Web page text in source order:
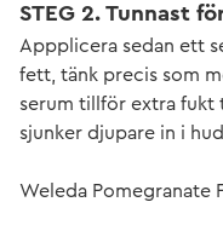
STEG 2. Tunnast
Appplicera sedan ett
fett, tänk precis som
serum tillför extra fukt
sjunker djupare in i
Weleda Pomegranate